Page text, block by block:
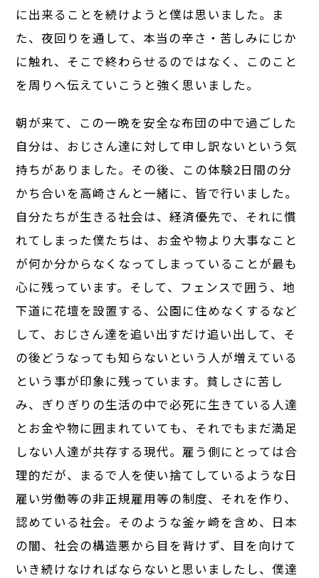
に出来ることを続けようと僕は思いました。ま
た、夜回りを通して、本当の辛さ・苦しみにじか
に触れ、そこで終わらせるのではなく、このこと
を周りへ伝えていこうと強く思いました。
朝が来て、この一晩を安全な布団の中で過ごした
自分は、おじさん達に対して申し訳ないという気
持ちがありました。その後、この体験2日間の分
かち合いを高崎さんと一緒に、皆で行いました。
自分たちが生きる社会は、経済優先で、それに慣
れてしまった僕たちは、お金や物より大事なこと
が何か分からなくなってしまっていることが最も
心に残っています。そして、フェンスで囲う、地
下道に花壇を設置する、公園に住めなくするなど
して、おじさん達を追い出すだけ追い出して、そ
の後どうなっても知らないという人が増えている
という事が印象に残っています。貧しさに苦し
み、ぎりぎりの生活の中で必死に生きている人達
とお金や物に囲まれていても、それでもまだ満足
しない人達が共存する現代。雇う側にとっては合
理的だが、まるで人を使い捨てしているような日
雇い労働等の非正規雇用等の制度、それを作り、
認めている社会。そのような釜ヶ崎を含め、日本
の闇、社会の構造悪から目を背けず、目を向けて
いき続けなければならないと思いましたし、僕達